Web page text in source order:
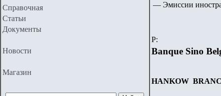
Справочная
Статьи
Документы
Новости
Магазин
— Эмиссии
P:
Banque Sino
HANKOW